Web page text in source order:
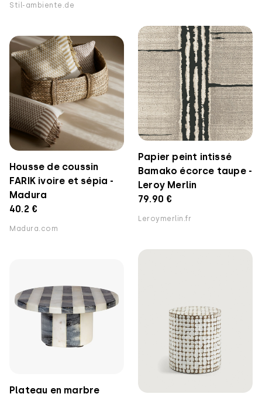
Stil-ambiente.de
Papier peint intissé
Bamako écorce taupe -
Leroy Merlin
79.90 €
Leroymerlin.fr
Housse de coussin
FARIK ivoire et sépia -
Madura
40.2 €
Madura.com
Plateau en marbre